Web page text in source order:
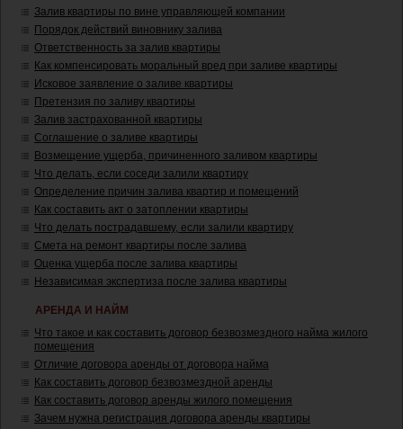
Залив квартиры по вине управляющей компании
Порядок действий виновнику залива
Ответственность за залив квартиры
Как компенсировать моральный вред при заливе квартиры
Исковое заявление о заливе квартиры
Претензия по заливу квартиры
Залив застрахованной квартиры
Соглашение о заливе квартиры
Возмещение ущерба, причиненного заливом квартиры
Что делать, если соседи залили квартиру
Определение причин залива квартир и помещений
Как составить акт о затоплении квартиры
Что делать пострадавшему, если залили квартиру
Смета на ремонт квартиры после залива
Оценка ущерба после залива квартиры
Независимая экспертиза после залива квартиры
АРЕНДА И НАЙМ
Что такое и как составить договор безвозмездного найма жилого
помещения
Отличие договора аренды от договора найма
Как составить договор безвозмездной аренды
Как составить договор аренды жилого помещения
Зачем нужна регистрация договора аренды квартиры